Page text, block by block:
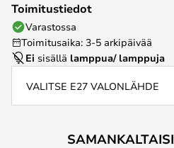
Toimitustiedot
Varastossa
Toimitusaika: 3-5 arkipäivää
Ei sisällä lamppua/ lamppuja
VALITSE E27 VALONLÄHDE